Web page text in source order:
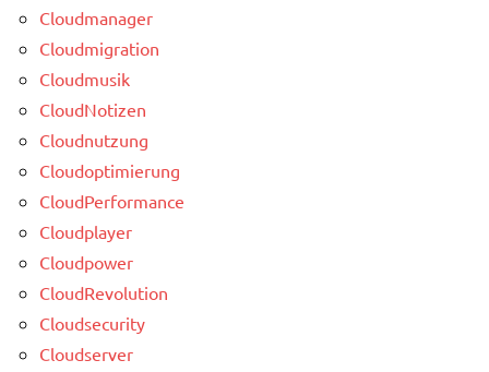
Cloudmanager
Cloudmigration
Cloudmusik
CloudNotizen
Cloudnutzung
Cloudoptimierung
CloudPerformance
Cloudplayer
Cloudpower
CloudRevolution
Cloudsecurity
Cloudserver